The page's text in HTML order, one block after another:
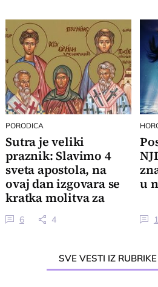
PORODICA
Sutra je veliki
praznik: Slavimo 4
sveta apostola, na
ovaj dan izgovara se
kratka molitva za
oproštaj grehova
6 4
u
1
SVE VESTI IZ